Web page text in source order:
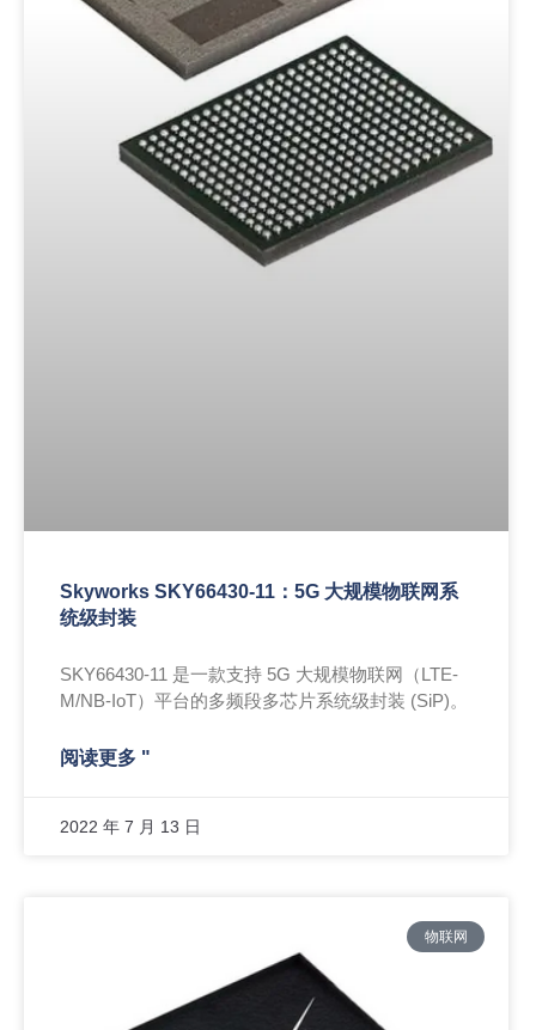
Skyworks SKY66430-11：5G 大规模物联网系
统级封装
SKY66430-11 是一款支持 5G 大规模物联网（LTE-
M/NB-IoT）平台的多频段多芯片系统级封装 (SiP)。
阅读更多 "
2022 年 7 月 13 日
物联网